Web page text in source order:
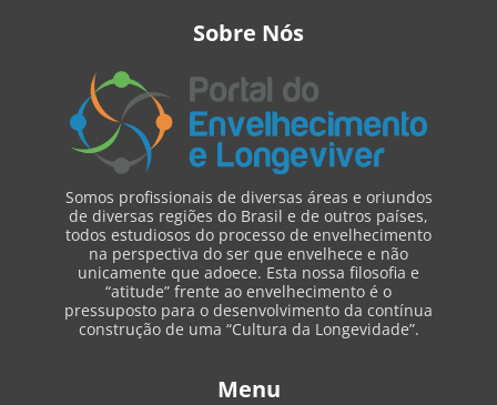
Sobre Nós
Somos profissionais de diversas áreas e oriundos
de diversas regiões do Brasil e de outros países,
todos estudiosos do processo de envelhecimento
na perspectiva do ser que envelhece e não
unicamente que adoece. Esta nossa filosofia e
“atitude” frente ao envelhecimento é o
pressuposto para o desenvolvimento da contínua
construção de uma “Cultura da Longevidade”.
Menu